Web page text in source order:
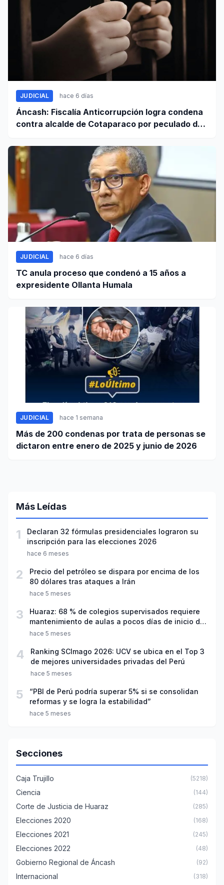
JUDICIAL hace 6 días
Áncash: Fiscalía Anticorrupción logra condena
contra alcalde de Cotaparaco por peculado de
JUDICIAL hace 6 días
TC anula proceso que condenó a 15 años a
expresidente Ollanta Humala
JUDICIAL hace 1 semana
Más de 200 condenas por trata de personas se
dictaron entre enero de 2025 y junio de 2026
Más Leídas
1
Declaran 32 fórmulas presidenciales lograron su
inscripción para las elecciones 2026
hace 6 meses
2
Precio del petróleo se dispara por encima de los
80 dólares tras ataques a Irán
hace 5 meses
3
Huaraz: 68 % de colegios supervisados requiere
mantenimiento de aulas a pocos días de inicio del
año escolar 2026
hace 5 meses
4
Ranking SCImago 2026: UCV se ubica en el Top 3
de mejores universidades privadas del Perú
hace 5 meses
5
“PBI de Perú podría superar 5% si se consolidan
reformas y se logra la estabilidad”
hace 5 meses
Secciones
Caja Trujillo (5218)
Ciencia (144)
Corte de Justicia de Huaraz (285)
Elecciones 2020 (168)
Elecciones 2021 (245)
Elecciones 2022 (48)
Gobierno Regional de Áncash (92)
Internacional (318)